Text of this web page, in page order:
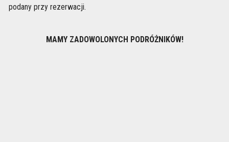
podany przy rezerwacji.
MAMY ZADOWOLONYCH PODRÓŻNIKÓW!